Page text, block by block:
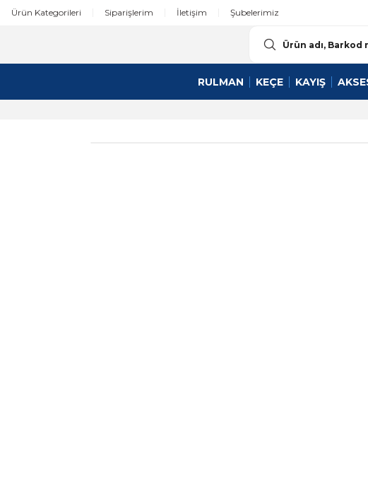
Ürün Kategorileri Siparişlerim İletişim Şubelerimiz
RULMAN KEÇE KAYIŞ